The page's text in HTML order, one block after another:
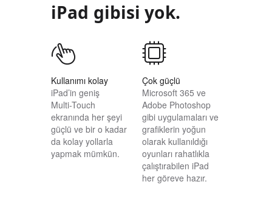
iPad gibisi yok.
Kullanımı kolay
iPad’in geniş
Multi-Touch
ekranında her şeyi
güçlü ve bir o kadar
da kolay yollarla
yapmak mümkün.
Çok güçlü
Microsoft 365 ve
Adobe Photoshop
gibi uygulamaları ve
grafiklerin yoğun
olarak kullanıldığı
oyunları rahatlıkla
çalıştırabilen iPad
her göreve hazır.